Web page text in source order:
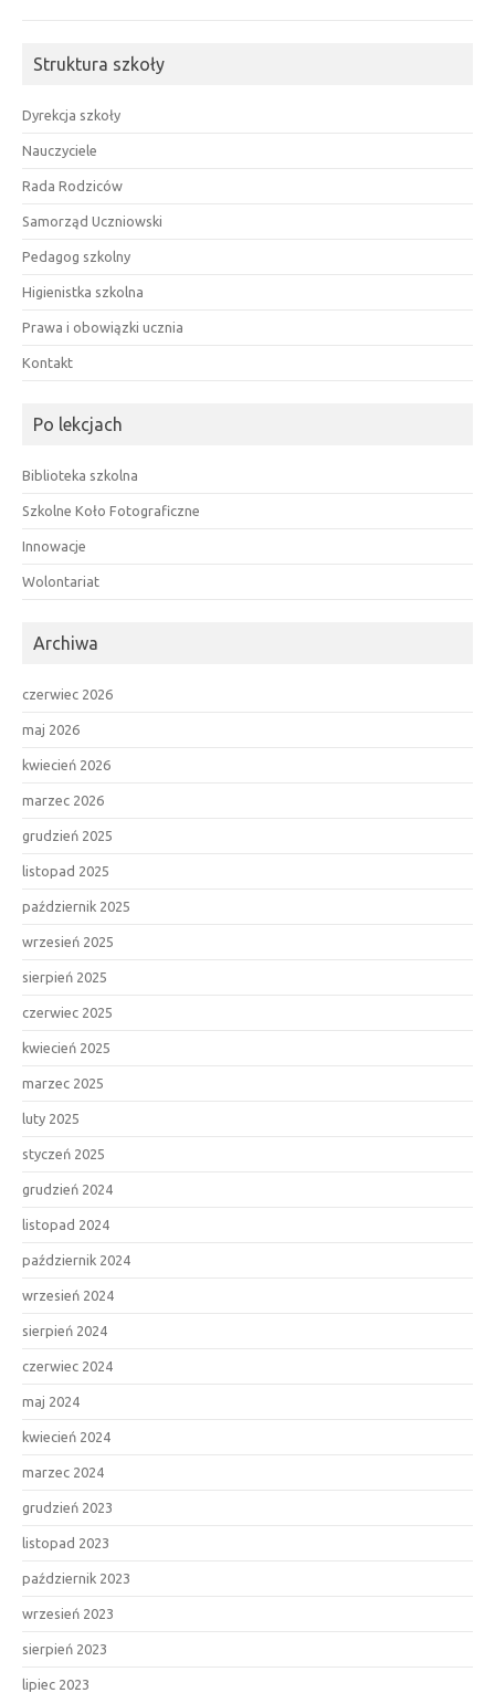
Struktura szkoły
Dyrekcja szkoły
Nauczyciele
Rada Rodziców
Samorząd Uczniowski
Pedagog szkolny
Higienistka szkolna
Prawa i obowiązki ucznia
Kontakt
Po lekcjach
Biblioteka szkolna
Szkolne Koło Fotograficzne
Innowacje
Wolontariat
Archiwa
czerwiec 2026
maj 2026
kwiecień 2026
marzec 2026
grudzień 2025
listopad 2025
październik 2025
wrzesień 2025
sierpień 2025
czerwiec 2025
kwiecień 2025
marzec 2025
luty 2025
styczeń 2025
grudzień 2024
listopad 2024
październik 2024
wrzesień 2024
sierpień 2024
czerwiec 2024
maj 2024
kwiecień 2024
marzec 2024
grudzień 2023
listopad 2023
październik 2023
wrzesień 2023
sierpień 2023
lipiec 2023